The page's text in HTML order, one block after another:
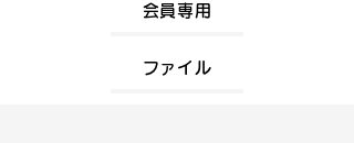
会員専用
ファイル